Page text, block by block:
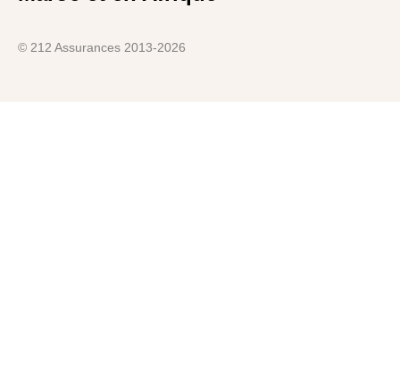
© 212 Assurances 2013-2026